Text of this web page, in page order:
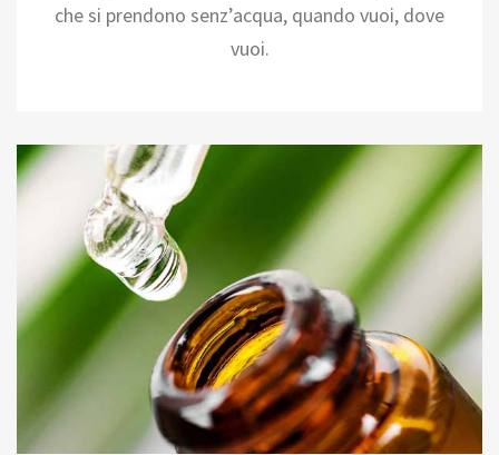
che si prendono senz’acqua, quando vuoi, dove
vuoi.